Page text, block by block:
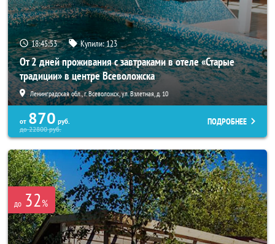
18:45:52 Купили:123
От 2 дней проживания с завтраками в отеле «Старые
традиции» в центре Всеволожска
Ленинградская обл., г. Всеволожск, ул. Взлетная, д. 10
от 870 руб.
до22800руб.
ПОДРОБНЕЕ
до 32%